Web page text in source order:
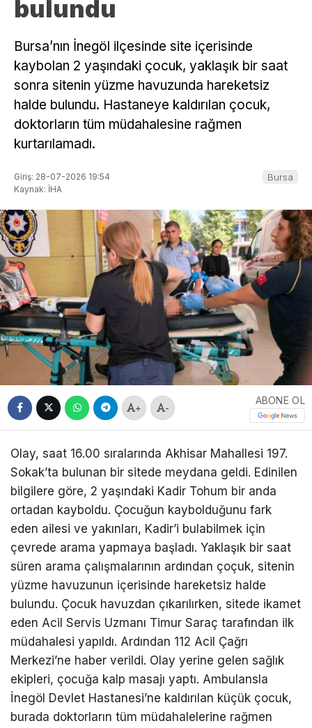
bulundu
Bursa’nın İnegöl ilçesinde site içerisinde
kaybolan 2 yaşındaki çocuk, yaklaşık bir saat
sonra sitenin yüzme havuzunda hareketsiz
halde bulundu. Hastaneye kaldırılan çocuk,
doktorların tüm müdahalesine rağmen
kurtarılamadı.
Giriş: 28-07-2026 19:54
Kaynak: İHA
Bursa
+ -
ABONE OL
Olay, saat 16.00 sıralarında Akhisar Mahallesi 197.
Sokak’ta bulunan bir sitede meydana geldi. Edinilen
bilgilere göre, 2 yaşındaki Kadir Tohum bir anda
ortadan kayboldu. Çocuğun kaybolduğunu fark
eden ailesi ve yakınları, Kadir’i bulabilmek için
çevrede arama yapmaya başladı. Yaklaşık bir saat
süren arama çalışmalarının ardından çoçuk, sitenin
yüzme havuzunun içerisinde hareketsiz halde
bulundu. Çocuk havuzdan çıkarılırken, sitede ikamet
eden Acil Servis Uzmanı Timur Saraç tarafından ilk
müdahalesi yapıldı. Ardından 112 Acil Çağrı
Merkezi’ne haber verildi. Olay yerine gelen sağlık
ekipleri, çocuğa kalp masajı yaptı. Ambulansla
İnegöl Devlet Hastanesi’ne kaldırılan küçük çocuk,
burada doktorların tüm müdahalelerine rağmen